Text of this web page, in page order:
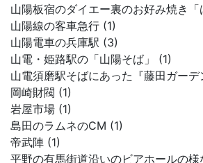
山陽板宿のダイエー裏のお好み焼き
山陽線の客車急行 (1)
山陽電車の兵庫駅 (3)
山電・姫路駅の「山陽そば」 (1)
山電須磨駅そばにあった『藤田ガー
岡崎財閥 (1)
岩屋市場 (1)
島田のラムネのCM (1)
帝武陣 (1)
平野の有馬街道沿いのビアホールの様